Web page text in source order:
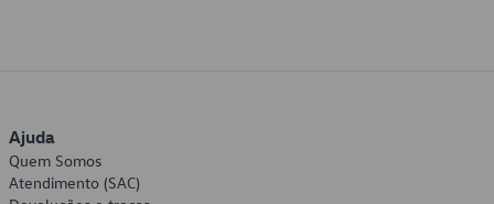
Ajuda
Quem Somos
Atendimento (SAC)